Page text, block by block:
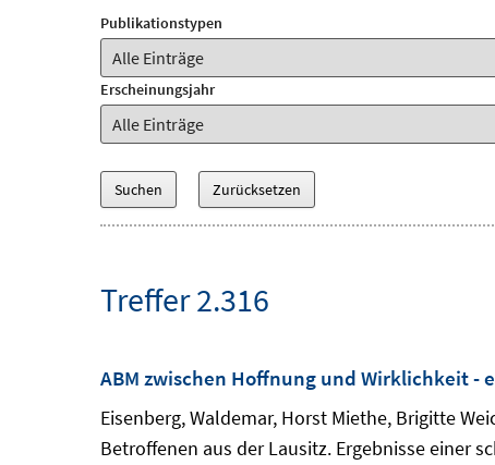
Publikationstypen
Erscheinungsjahr
Treffer 2.316
ABM zwischen Hoffnung und Wirklichkeit -
Eisenberg, Waldemar, Horst Miethe, Brigitte
Betroffenen aus der Lausitz. Ergebnisse einer